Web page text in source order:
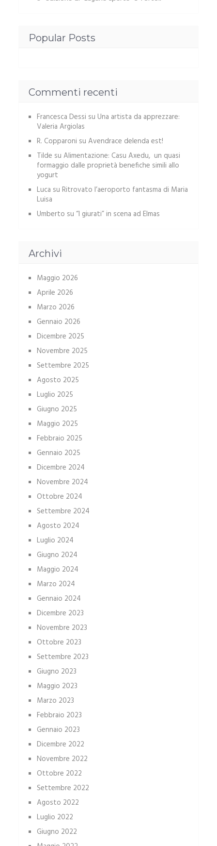
Popular Posts
Commenti recenti
Francesca Dessi su Una artista da apprezzare:
Valeria Argiolas
R. Copparoni su Avendrace delenda est!
Tilde su Alimentazione: Casu Axedu, un quasi
formaggio dalle proprietà benefiche simili allo
yogurt
Luca su Ritrovato l’aeroporto fantasma di Maria
Luisa
Umberto su “I giurati” in scena ad Elmas
Archivi
Maggio 2026
Aprile 2026
Marzo 2026
Gennaio 2026
Dicembre 2025
Novembre 2025
Settembre 2025
Agosto 2025
Luglio 2025
Giugno 2025
Maggio 2025
Febbraio 2025
Gennaio 2025
Dicembre 2024
Novembre 2024
Ottobre 2024
Settembre 2024
Agosto 2024
Luglio 2024
Giugno 2024
Maggio 2024
Marzo 2024
Gennaio 2024
Dicembre 2023
Novembre 2023
Ottobre 2023
Settembre 2023
Giugno 2023
Maggio 2023
Marzo 2023
Febbraio 2023
Gennaio 2023
Dicembre 2022
Novembre 2022
Ottobre 2022
Settembre 2022
Agosto 2022
Luglio 2022
Giugno 2022